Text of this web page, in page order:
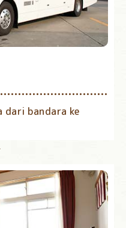
dari bandara ke